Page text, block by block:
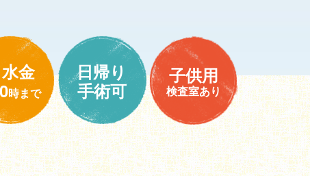
金
時まで
日帰り
手術可
子供用
検査室あり